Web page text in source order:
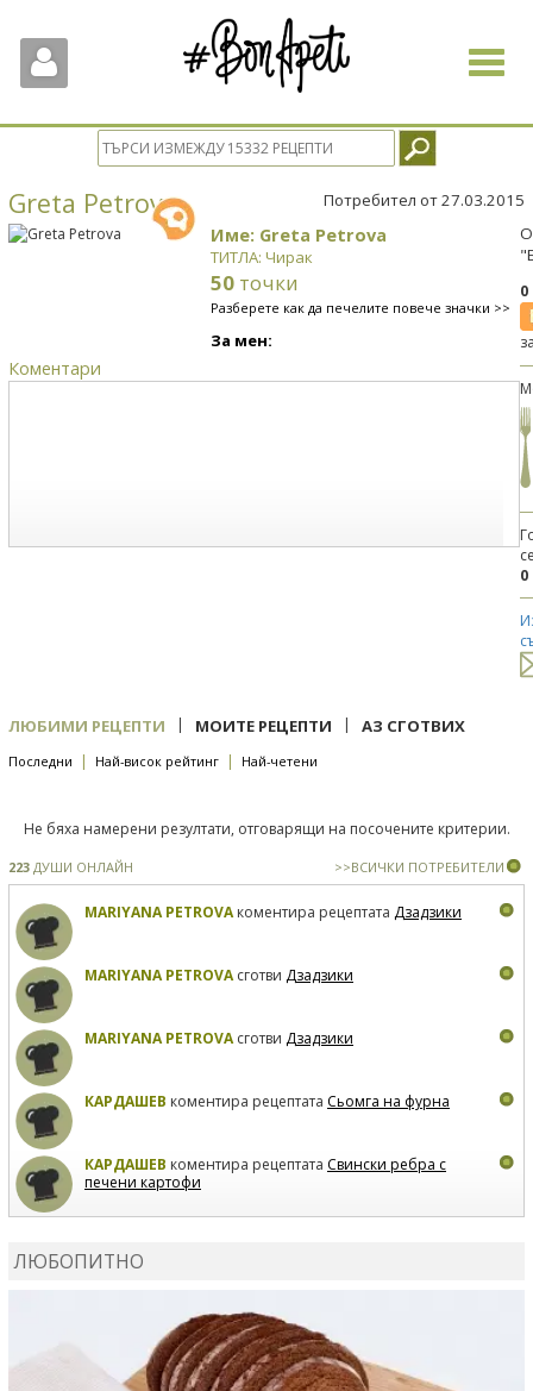
Toggle
Greta Petrova Потребител от 27.03.2015
Име: Greta Petrova
ТИТЛА: Чирак
50 точки
Разберете как да печелите повече значки >>
За мен:
Коментари
0
ЛЮБИМИ РЕЦЕПТИ | МОИТЕ РЕЦЕПТИ | АЗ СГОТВИХ
Последни | Най-висок рейтинг | Най-четени
Не бяха намерени резултати, отговарящи на посочените критерии.
223 ДУШИ ОНЛАЙН >>ВСИЧКИ ПОТРЕБИТЕЛИ
MARIYANA PETROVAкоментира рецептата Дзадзики
MARIYANA PETROVAсготви Дзадзики
MARIYANA PETROVAсготви Дзадзики
КАРДАШЕВ коментира рецептата Сьомга на фурна
КАРДАШЕВ коментира рецептата Свински ребра с
печени картофи
ЛЮБОПИТНО